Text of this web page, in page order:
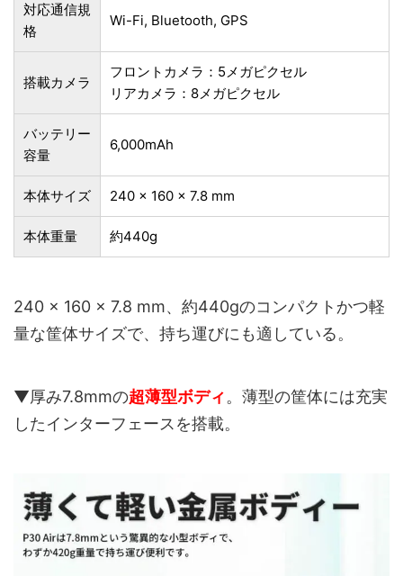
対応通信規
格
Wi-Fi, Bluetooth, GPS
搭載カメラ
フロントカメラ：5メガピクセル
リアカメラ：8メガピクセル
バッテリー
容量
6,000mAh
本体サイズ 240 × 160 × 7.8 mm
本体重量 約440g
240 × 160 × 7.8 mm、約440gのコンパクトかつ軽
量な筐体サイズで、持ち運びにも適している。
▼厚み7.8mmの超薄型ボディ。薄型の筐体には充実
したインターフェースを搭載。